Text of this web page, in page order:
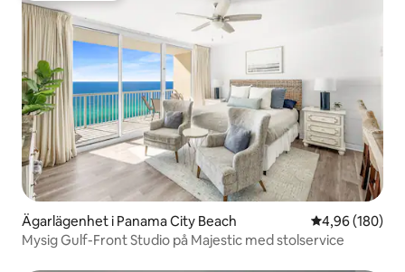
Ägarlägenhet i Panama City Beach 4,96 av 5 i
4,96 (180)
Mysig Gulf-Front Studio på Majestic med stolservice